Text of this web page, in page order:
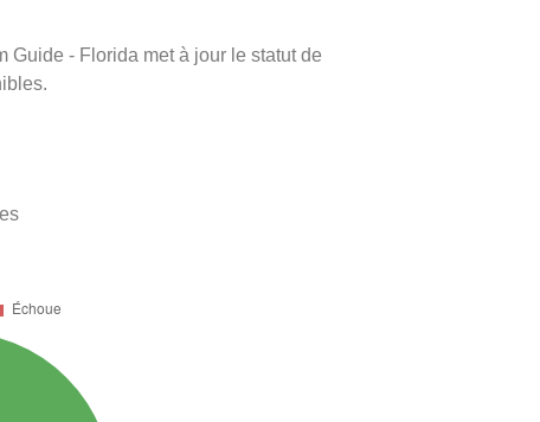
Guide - Florida met à jour le statut de